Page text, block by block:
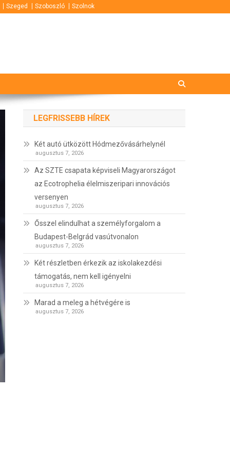
Szeged Szoboszló Szolnok
LEGFRISSEBB HÍREK
Két autó ütközött Hódmezővásárhelynél
augusztus 7, 2026
Az SZTE csapata képviseli Magyarországot
az Ecotrophelia élelmiszeripari innovációs
versenyen
augusztus 7, 2026
Ősszel elindulhat a személyforgalom a
Budapest-Belgrád vasútvonalon
augusztus 7, 2026
Két részletben érkezik az iskolakezdési
támogatás, nem kell igényelni
augusztus 7, 2026
Marad a meleg a hétvégére is
augusztus 7, 2026